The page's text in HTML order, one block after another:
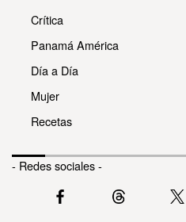
Crítica
Panamá América
Día a Día
Mujer
Recetas
- Redes sociales -